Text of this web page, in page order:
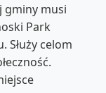
gminy musi
Park
Służy celom